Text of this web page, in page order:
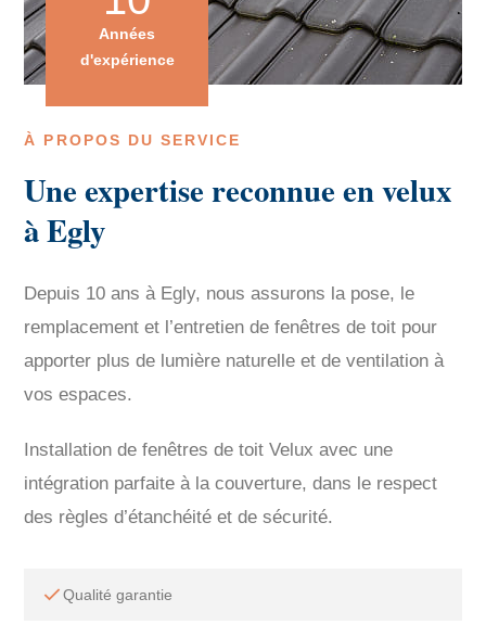
À PROPOS DU SERVICE
Une expertise reconnue en velux
à Egly
Depuis 10 ans à Egly, nous assurons la pose, le
remplacement et l’entretien de fenêtres de toit pour
apporter plus de lumière naturelle et de ventilation à
vos espaces.
Installation de fenêtres de toit Velux avec une
intégration parfaite à la couverture, dans le respect
des règles d’étanchéité et de sécurité.
Qualité garantie
Années
d'expérience